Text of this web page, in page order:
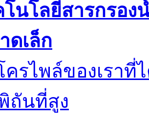
โนโลยีสารกรอ
ดเล็ก
ครไพล์ของเรา
ถันที่สูง